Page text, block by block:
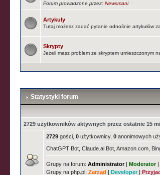
Forum prowadzone przez:Newsmani
Artykuły
Tutaj możesz zadać pytanie odnośnie artykułów
Skrypty
Jeżeli masz problem ze skryptem umieszczonym
Statystyki forum
2729 użytkowników aktywnych przez ostatnie 15
2729 gości,0 użytkownicy,0 anonimowych
ChatGPT Bot, Claude.ai Bot, Amazon.com,
Grupy na forum:Administrator|Moderator
Grupy na php.pl:Zarząd |Developer|